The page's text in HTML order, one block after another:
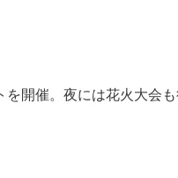
開催。夜には花火大会も